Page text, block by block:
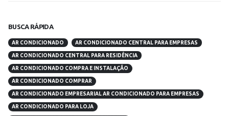
BUSCA RÁPIDA
AR CONDICIONADO AR CONDICIONADO CENTRAL PARA EMPRESAS
AR CONDICIONADO CENTRAL PARA RESIDÊNCIA
AR CONDICIONADO COMPRA E INSTALAÇÃO
AR CONDICIONADO COMPRAR
AR CONDICIONADO EMPRESARIAL AR CONDICIONADO PARA EMPRESAS
AR CONDICIONADO PARA LOJA